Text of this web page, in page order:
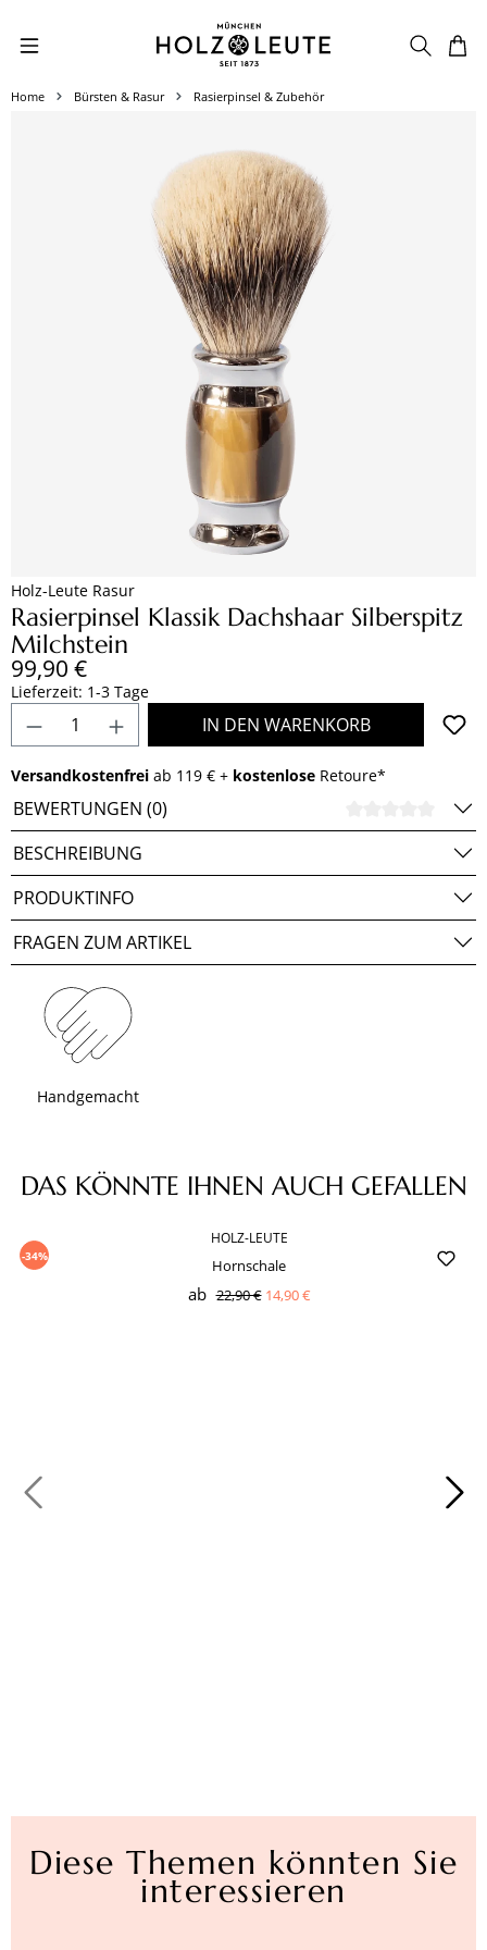
Zum Hauptinhalt springen
Home Bürsten & Rasur Rasierpinsel & Zubehör
Holz-Leute Rasur
Rasierpinsel Klassik Dachshaar Silberspitz
Milchstein
Regulärer Preis:
99,90 €
Lieferzeit: 1-3 Tage
Produkt Anzahl: Gib den gewünschten
IN DEN WARENKORB
Versandkostenfrei ab 119 € + kostenlose Retoure*
BEWERTUNGEN (0)
BESCHREIBUNG
PRODUKTINFO
FRAGEN ZUM ARTIKEL
Handgemacht
Produktgalerie überspringen
DAS KÖNNTE IHNEN AUCH GEFALLEN
-34%
HOLZ-LEUTE
Hornschale
ab 22,90 € 14,90 €
Diese Themen könnten Sie
interessieren